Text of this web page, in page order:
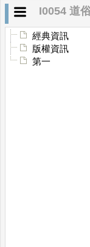
I0054 道
經典資訊
版權資訊
第一